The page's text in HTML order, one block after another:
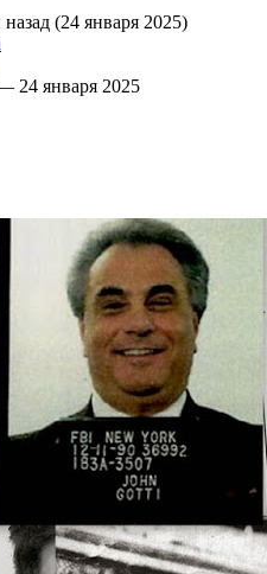
(24 января 2025)
24 января 2025